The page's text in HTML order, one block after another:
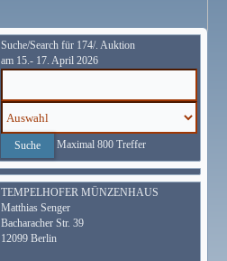
Suche/Search für 174/. Auktion
am 15.- 17. April 2026
Maximal 800 Treffer
TEMPELHOFER MÜNZENHAUS
Matthias Senger
Bacharacher Str. 39
12099 Berlin